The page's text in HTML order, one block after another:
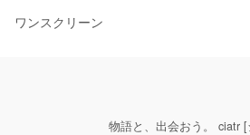
ワンスクリーン
物語と、出会おう。 ciatr